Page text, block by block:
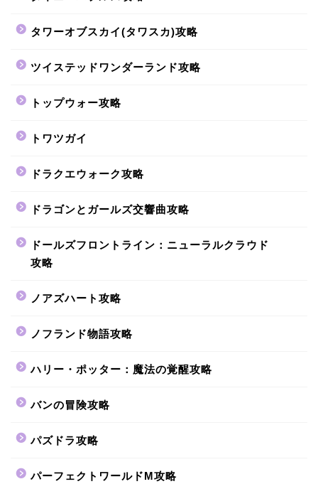
タワーオブスカイ(タワスカ)攻略
ツイステッドワンダーランド攻略
トップウォー攻略
トワツガイ
ドラクエウォーク攻略
ドラゴンとガールズ交響曲攻略
ドールズフロントライン：ニューラルクラウド
攻略
ノアズハート攻略
ノフランド物語攻略
ハリー・ポッター：魔法の覚醒攻略
バンの冒険攻略
パズドラ攻略
パーフェクトワールドM攻略